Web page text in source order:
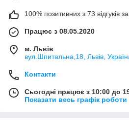
100% позитивних з 73 відгуків за
Працює з 08.05.2020
м. Львів
вул.Шпитальна,18, Львів,
Контакти
Сьогодні працює з 10:00 до
Показати весь графік роботи